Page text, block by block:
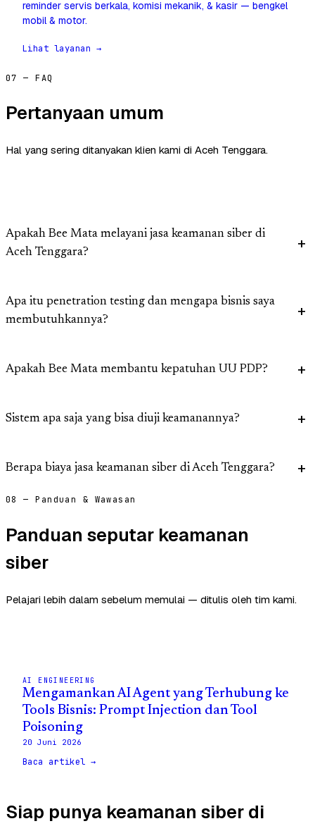
reminder servis berkala, komisi mekanik, & kasir — bengkel
mobil & motor.
Lihat layanan →
07 — FAQ
Pertanyaan umum
Hal yang sering ditanyakan klien kami di Aceh Tenggara.
Apakah Bee Mata melayani jasa keamanan siber di
Aceh Tenggara?
Apa itu penetration testing dan mengapa bisnis saya
membutuhkannya?
Apakah Bee Mata membantu kepatuhan UU PDP?
Sistem apa saja yang bisa diuji keamanannya?
Berapa biaya jasa keamanan siber di Aceh Tenggara?
08 — Panduan & Wawasan
Panduan seputar keamanan
siber
Pelajari lebih dalam sebelum memulai — ditulis oleh tim kami.
AI ENGINEERING
Mengamankan AI Agent yang Terhubung ke
Tools Bisnis: Prompt Injection dan Tool
Poisoning
20 Juni 2026
Baca artikel →
Siap punya keamanan siber di